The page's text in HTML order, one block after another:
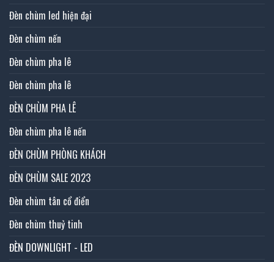
Đèn chùm led hiện đại
Đèn chùm nến
Đèn chùm pha lê
Đèn chùm pha lê
ĐÈN CHÙM PHA LÊ
Đèn chùm pha lê nến
ĐÈN CHÙM PHÒNG KHÁCH
ĐÈN CHÙM SALE 2023
Đèn chùm tân cổ điển
Đèn chùm thuỷ tinh
ĐÈN DOWNLIGHT - LED